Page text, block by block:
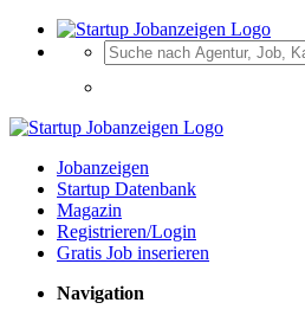
Jobanzeigen
Startup Datenbank
Magazin
Registrieren/Login
Gratis Job inserieren
Navigation